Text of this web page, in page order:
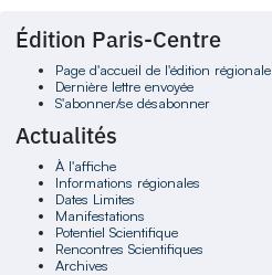
Édition Paris-Centre
Page d'accueil de l'édition régionale
Dernière lettre envoyée
S'abonner/se désabonner
Actualités
À l'affiche
Informations régionales
Dates Limites
Manifestations
Potentiel Scientifique
Rencontres Scientifiques
Archives